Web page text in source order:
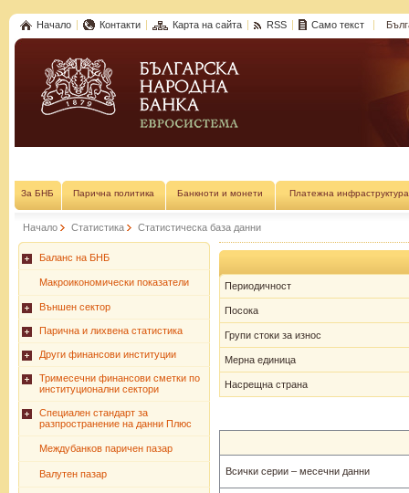
Начало Контакти Карта на сайта RSS Само текст
За БНБ Парична политика Банкноти и монети Платежна инфраструктура
Начало Статистика Статистическа база данни
Баланс на БНБ
Макроикономически показатели
Външен сектор
Парична и лихвена статистика
Други финансови институции
Тримесечни финансови сметки по
институционални сектори
Специален стандарт за
разпространение на данни Плюс
Междубанков паричен пазар
Валутен пазар
Периодичност
Посока
Групи стоки за износ
Мерна единица
Насрещна страна
Всички серии – месечни данни